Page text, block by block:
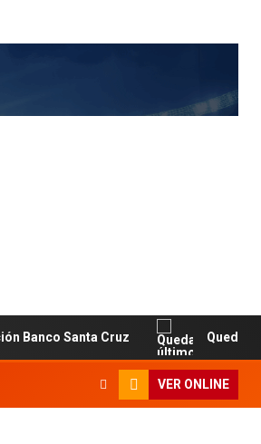
Santa Cruz Quedan
VER ONLINE